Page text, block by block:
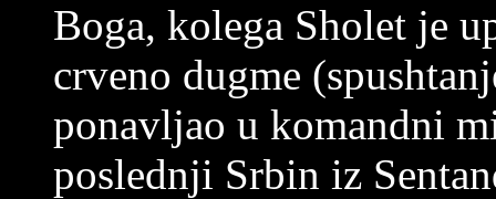
Boga, kolega Sholet je
crveno dugme
ponavljao u komandni
poslednji Srbin iz